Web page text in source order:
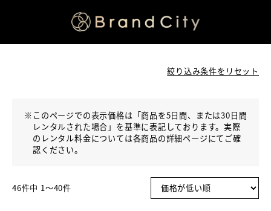
絞り込み条件をリセット
※ このページでの表示価格は「商品を5日間、または30日間
レンタルされた場合」を基準に表記しております。実際
のレンタル料金については各商品の詳細ページにてご確
認ください。
46件中 1〜40件